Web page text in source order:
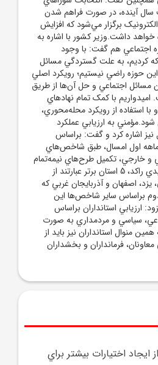
سال آينده، در صورت فراهم شدن
برگزار مي‌شود که افزايش
داشت.وزير کشور با اشاره به
اجتماعي هم گفت: با وجود
کرديم، به علت گستردگي مسائل
حوزه راضي نيستيم؛ رويکرد اصلي
مسائل اجتماعي و حل آن‌ها از طريق
با کمک تمام نهادهاي
از رويکرد محله‌محوري،
به ارزيابي عملکرد
اشاره کرد و گفت: براساس
ماهه اول امسال، طبق شاخص‌هاي
خارجي، تکميل طرح‌هاي نيمه‌تمام
و راه‌اندازي واحدهاي توليدي راکد، 5 استان برتر عبارتند از
يزد، اصفهان و آذربايجان غربي که
براساس ساير شاخص‌ها اين
ارزيابي استانداران براساس
سياسي و مردمداري به صورت
منوال استانداران نيز بايد از
فرمانداران و بخشداران
اختيارات بيشتر براي